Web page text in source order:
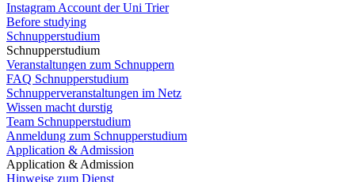
Instagram Account der Uni Trier
Before studying
Schnupperstudium
Schnupperstudium
Veranstaltungen zum Schnuppern
FAQ Schnupperstudium
Schnupperveranstaltungen im Netz
Wissen macht durstig
Team Schnupperstudium
Anmeldung zum Schnupperstudium
Application & Admission
Application & Admission
Hinweise zum Dienst